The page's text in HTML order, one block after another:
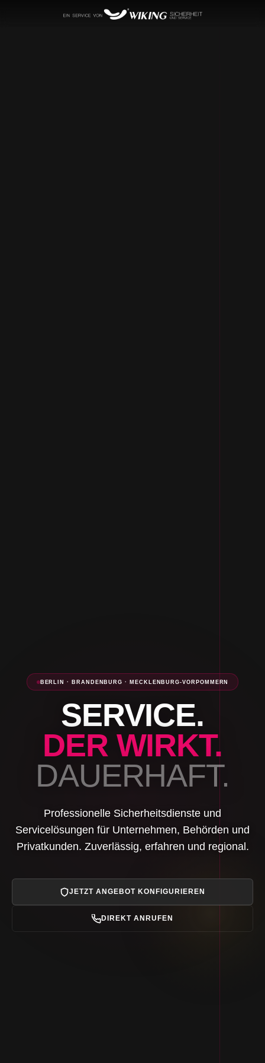
BERLIN · BRANDENBURG · MECKLENBURG-VORPOMMERN
SERVICE.
DER WIRKT.
DAUERHAFT.
Professionelle Sicherheitsdienste und
Servicelösungen für Unternehmen, Behörden und
Privatkunden. Zuverlässig, erfahren und regional.
JETZT ANGEBOT KONFIGURIEREN
DIREKT ANRUFEN